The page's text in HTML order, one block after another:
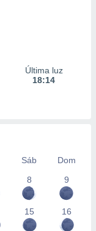
Última luz
18:14
Sáb
Dom
8 9
15 16